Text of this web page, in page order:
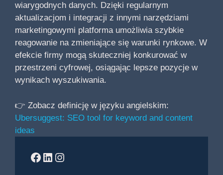
wiarygodnych danych. Dzięki regularnym
aktualizacjom i integracji z innymi narzędziami
marketingowymi platforma umożliwia szybkie
reagowanie na zmieniające się warunki rynkowe. W
efekcie firmy mogą skuteczniej konkurować w
przestrzeni cyfrowej, osiągając lepsze pozycje w
wynikach wyszukiwania.
👉 Zobacz definicję w języku angielskim:
Ubersuggest: SEO tool for keyword and content
ideas
Facebook
LinkedIn
Instagram